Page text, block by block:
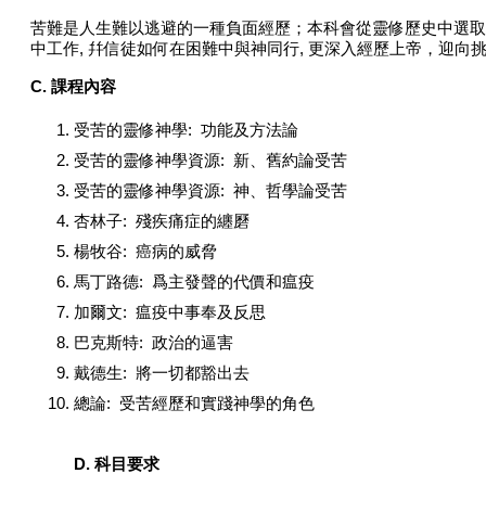
苦難是人生難以逃避的一種負面經歷；本科會從靈修歷史中選
中工作, 幷信徒如何在困難中與神同行, 更深入經歷上帝，迎向
C. 課程內容
受苦的靈修神學: 功能及方法論
受苦的靈修神學資源: 新、舊約論受苦
受苦的靈修神學資源: 神、哲學論受苦
杏林子: 殘疾痛症的纏磿
楊牧谷: 癌病的威脅
馬丁路德: 爲主發聲的代價和瘟疫
加爾文: 瘟疫中事奉及反思
巴克斯特: 政治的逼害
戴德生: 將一切都豁出去
總論: 受苦經歷和實踐神學的角色
D. 科目要求